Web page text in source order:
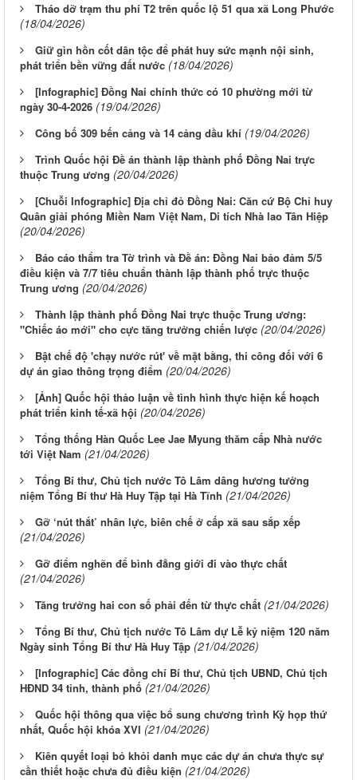
Tháo dỡ trạm thu phí T2 trên quốc lộ 51 qua xã Long Phước
(18/04/2026)
Giữ gìn hồn cốt dân tộc để phát huy sức mạnh nội sinh,
phát triển bền vững đất nước (18/04/2026)
[Infographic] Đồng Nai chính thức có 10 phường mới từ
ngày 30-4-2026 (19/04/2026)
Công bố 309 bến cảng và 14 cảng dầu khí (19/04/2026)
Trình Quốc hội Đề án thành lập thành phố Đồng Nai trực
thuộc Trung ương (20/04/2026)
[Chuỗi Infographic] Địa chỉ đỏ Đồng Nai: Căn cứ Bộ Chỉ huy
Quân giải phóng Miền Nam Việt Nam, Di tích Nhà lao Tân Hiệp
(20/04/2026)
Báo cáo thẩm tra Tờ trình và Đề án: Đồng Nai bảo đảm 5/5
điều kiện và 7/7 tiêu chuẩn thành lập thành phố trực thuộc
Trung ương (20/04/2026)
Thành lập thành phố Đồng Nai trực thuộc Trung ương:
"Chiếc áo mới" cho cực tăng trưởng chiến lược (20/04/2026)
Bật chế độ 'chạy nước rút' về mặt bằng, thi công đối với 6
dự án giao thông trọng điểm (20/04/2026)
[Ảnh] Quốc hội thảo luận về tình hình thực hiện kế hoạch
phát triển kinh tế-xã hội (20/04/2026)
Tổng thống Hàn Quốc Lee Jae Myung thăm cấp Nhà nước
tới Việt Nam (21/04/2026)
Tổng Bí thư, Chủ tịch nước Tô Lâm dâng hương tưởng
niệm Tổng Bí thư Hà Huy Tập tại Hà Tĩnh (21/04/2026)
Gỡ ‘nút thắt’ nhân lực, biên chế ở cấp xã sau sắp xếp
(21/04/2026)
Gỡ điểm nghẽn để bình đẳng giới đi vào thực chất
(21/04/2026)
Tăng trưởng hai con số phải đến từ thực chất (21/04/2026)
Tổng Bí thư, Chủ tịch nước Tô Lâm dự Lễ kỷ niệm 120 năm
Ngày sinh Tổng Bí thư Hà Huy Tập (21/04/2026)
[Infographic] Các đồng chí Bí thư, Chủ tịch UBND, Chủ tịch
HĐND 34 tỉnh, thành phố (21/04/2026)
Quốc hội thông qua việc bổ sung chương trình Kỳ họp thứ
nhất, Quốc hội khóa XVI (21/04/2026)
Kiên quyết loại bỏ khỏi danh mục các dự án chưa thực sự
cần thiết hoặc chưa đủ điều kiện (21/04/2026)